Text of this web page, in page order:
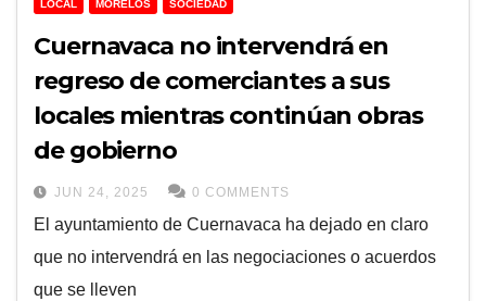
LOCAL MORELOS SOCIEDAD
Cuernavaca no intervendrá en
regreso de comerciantes a sus
locales mientras continúan obras
de gobierno
JUN 24, 2025 0 COMMENTS
El ayuntamiento de Cuernavaca ha dejado en claro
que no intervendrá en las negociaciones o acuerdos
que se lleven